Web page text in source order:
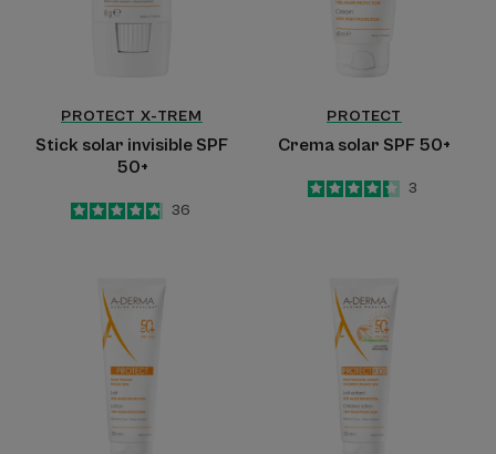
PROTECT X-TREM
Stick solar invisible SPF
50+
4.8
/
5
36
PROTECT
Crema solar SPF 50+
4.3
/
5
3
solar
SPF
solar
infantil
SPF
50+